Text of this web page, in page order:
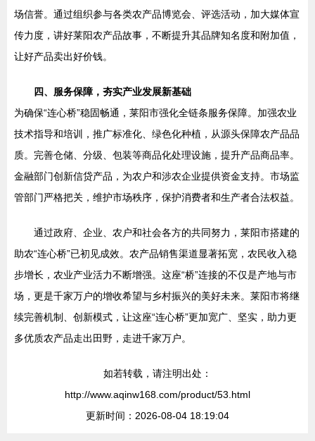
场信誉。通过组织参与各类农产品博览会、评选活动，加大媒体宣
传力度，讲好莱阳农产品故事，不断提升其品牌知名度和附加值，
让好产品卖出好价钱。
四、服务保障，夯实产业发展新基础
为确保“连心桥”稳固畅通，莱阳市强化全链条服务保障。加强农业
技术指导和培训，推广标准化、绿色化种植，从源头保障农产品品
质。完善仓储、分级、包装等商品化处理设施，提升产品商品率。
金融部门创新信贷产品，为农户和涉农企业提供资金支持。市场监
管部门严格把关，维护市场秩序，保护消费者和生产者合法权益。
通过政府、企业、农户和社会各方的共同努力，莱阳市搭建的
助农“连心桥”已初见成效。农产品销售渠道显著拓宽，农民收入稳
步增长，农业产业活力不断增强。这座“桥”连接的不仅是产地与市
场，更是千家万户的增收希望与乡村振兴的美好未来。莱阳市将继
续完善机制、创新模式，让这座“连心桥”更加宽广、坚实，助力更
多优质农产品走出田野，走进千家万户。
如若转载，请注明出处：
http://www.aqinw168.com/product/53.html
更新时间：2026-08-04 18:19:04